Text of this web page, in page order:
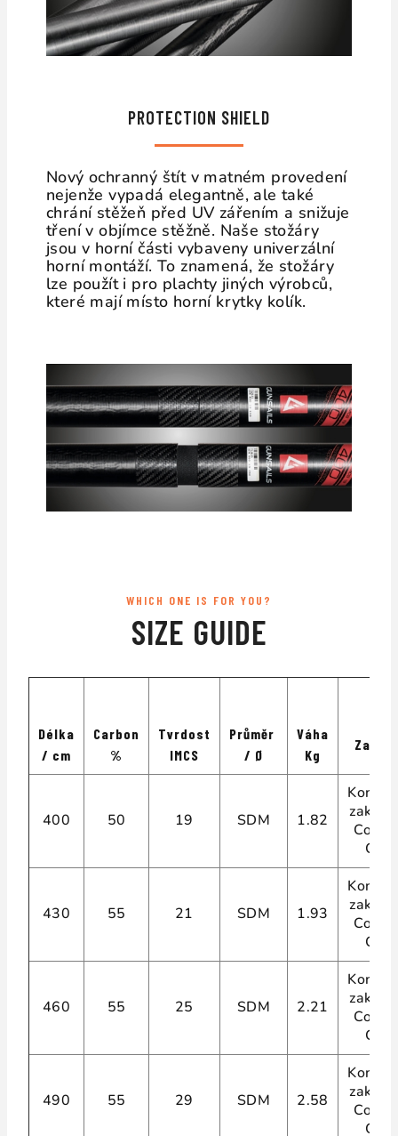
PROTECTION SHIELD
Nový ochranný štít v matném provedení
nejenže vypadá elegantně, ale také
chrání stěžeň před UV zářením a snižuje
tření v objímce stěžně. Naše stožáry
jsou v horní části vybaveny univerzální
horní montáží. To znamená, že stožáry
lze použít i pro plachty jiných výrobců,
které mají místo horní krytky kolík.
WHICH ONE IS FOR YOU?
SIZE GUIDE
Délka
/ cm
Carbon
%
Tvrdost
IMCS
Průměr
/ Ø
Váha
Kg
400 50 19 SDM 1.82
430 55 21 SDM 1.93
460 55 25 SDM 2.21
490 55 29 SDM 2.58